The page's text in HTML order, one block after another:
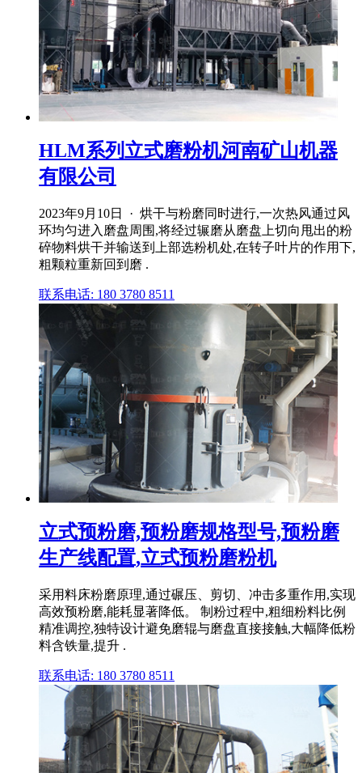
HLM系列立式磨粉机河南矿山机器
有限公司
2023年9月10日 · 烘干与粉磨同时进行,一次热风通过风
环均匀进入磨盘周围,将经过辗磨从磨盘上切向甩出的粉
碎物料烘干并输送到上部选粉机处,在转子叶片的作用下,
粗颗粒重新回到磨 .
联系电话: 180 3780 8511
立式预粉磨,预粉磨规格型号,预粉磨
生产线配置,立式预粉磨粉机
采用料床粉磨原理,通过碾压、剪切、冲击多重作用,实现
高效预粉磨,能耗显著降低。 制粉过程中,粗细粉料比例
精准调控,独特设计避免磨辊与磨盘直接接触,大幅降低粉
料含铁量,提升 .
联系电话: 180 3780 8511